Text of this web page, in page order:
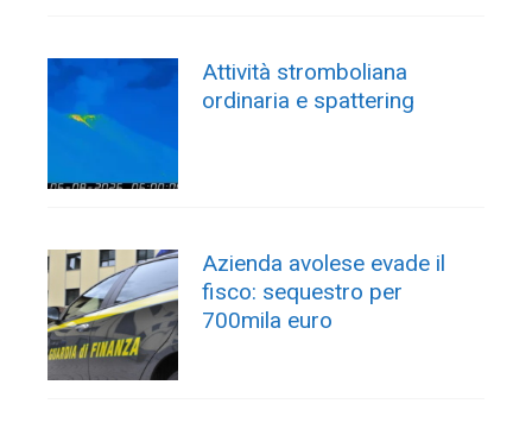
Attività stromboliana
ordinaria e spattering
Azienda avolese evade il
fisco: sequestro per
700mila euro